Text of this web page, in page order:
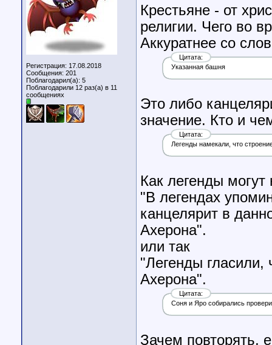
Регистрация: 17.08.2018
Сообщения: 201
Поблагодарил(а): 5
Поблагодарили 12 раз(а) в 11
сообщениях
Крестьяне - от
религии. Чего во
Аккуратнее со
Цитата:
Указанная башня
Это либо
значение. Кто и
Цитата:
Легенды намекали, что
Как легенды
"В легендах
канцелярит в
Ахерона".
или так
"Легенды
Ахерона".
Цитата:
Соня и Яро собирались
Зачем повторять,